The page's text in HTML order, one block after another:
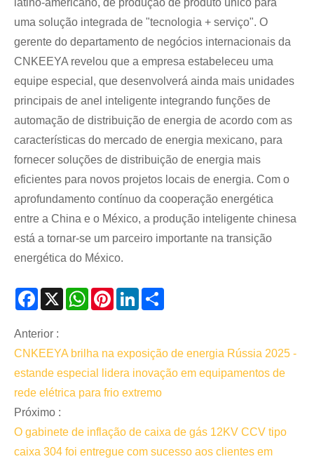
latino-americano, de produção de produto único para
uma solução integrada de "tecnologia + serviço". O
gerente do departamento de negócios internacionais da
CNKEEYA revelou que a empresa estabeleceu uma
equipe especial, que desenvolverá ainda mais unidades
principais de anel inteligente integrando funções de
automação de distribuição de energia de acordo com as
características do mercado de energia mexicano, para
fornecer soluções de distribuição de energia mais
eficientes para novos projetos locais de energia. Com o
aprofundamento contínuo da cooperação energética
entre a China e o México, a produção inteligente chinesa
está a tornar-se um parceiro importante na transição
energética do México.
Facebook
X WhatsAppPinterestLinkedIn
Anterior :
CNKEEYA brilha na exposição de energia Rússia 2025 -
estande especial lidera inovação em equipamentos de
rede elétrica para frio extremo
Próximo :
O gabinete de inflação de caixa de gás 12KV CCV tipo
caixa 304 foi entregue com sucesso aos clientes em